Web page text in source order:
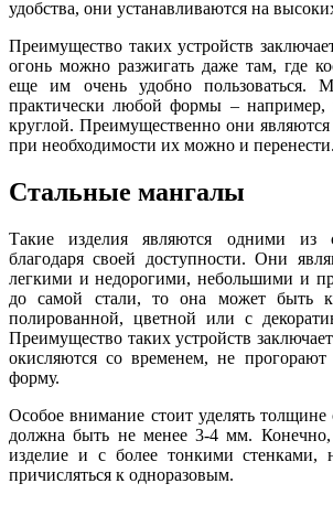
удобства, они устанавливаются на
Преимущество таких устройств
огонь можно разжигать даже там, где
еще им очень удобно пользоваться.
практически любой формы – например,
круглой. Преимущественно они
при необходимости их можно и перенести.
Стальные мангалы
Такие изделия являются одними из
благодаря своей доступности. Они
легкими и недорогими, небольшими и
до самой стали, то она может быть
полированной, цветной или с
Преимущество таких устройств
окисляются со временем, не
форму.
Особое внимание стоит уделять толщине
должна быть не менее 3-4 мм.
изделие и с более тонкими стенками,
причисляться к одноразовым.